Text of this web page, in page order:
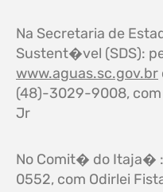
Na Secretaria de
Sustent�vel (SDS):
www.aguas.sc.gov.br
(48)-3029-9008, com
Jr
No Comit� do Itaja�
0552, com Odirlei